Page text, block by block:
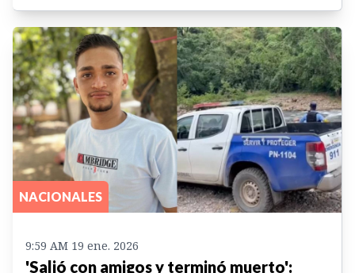
NACIONALES
9:59 AM 19 ene. 2026
'Salió con amigos y terminó muerto':